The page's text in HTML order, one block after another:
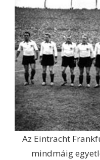
Az Eintracht
mindmáig